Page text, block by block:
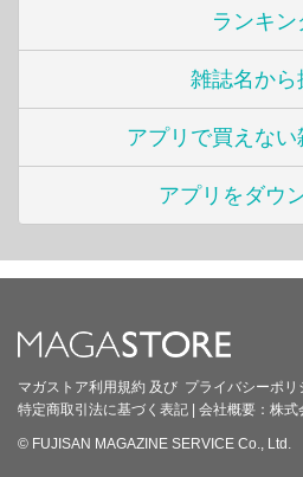
ランキン
雑誌名から
アプリで買えない
アプリをダウ
マガストア利用規約 及び プライバシーポリ
特定商取引法に基づく表記
会社概要： 株式
© FUJISAN MAGAZINE SERVICE Co., Ltd.